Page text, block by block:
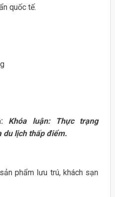
quốc tế.
Khóa luận: Thực trạng
du lịch thấp điểm.
phẩm lưu trú, khách sạn